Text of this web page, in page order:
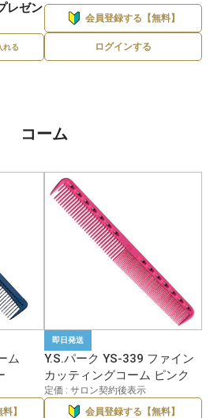
レゼン
れる
会員登録する【無料】
ログインする
コーム
ム
】
即日発送
Y.S.パーク YS-339 ファイン
カッティングコーム ピンク
定価 : サロン契約後表示
会員登録する【無料】